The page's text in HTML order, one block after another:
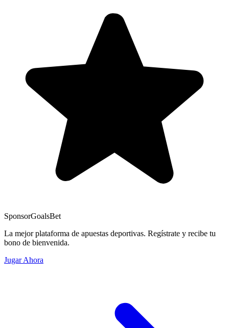
SponsorGoalsBet
La mejor plataforma de apuestas deportivas. Regístrate y recibe tu
bono de bienvenida.
Jugar Ahora